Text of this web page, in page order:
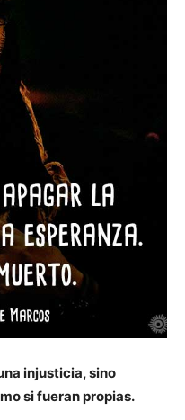
injusticia, sino
si fueran propias.